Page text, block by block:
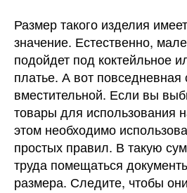
Размер такого изделия
значение. Естественно,
подойдет под коктейльное
платье. А вот
вместительной. Если вы
товары для использования
этом необходимо
простых правил. В такую
труда помещаться
размера. Следите, чтобы